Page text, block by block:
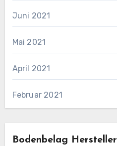
Juni 2021
Mai 2021
April 2021
Februar 2021
Bodenbelag Hersteller